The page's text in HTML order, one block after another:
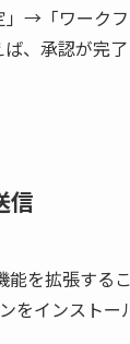
→「ワークフ
、承認が完
信
を拡張する
インストー